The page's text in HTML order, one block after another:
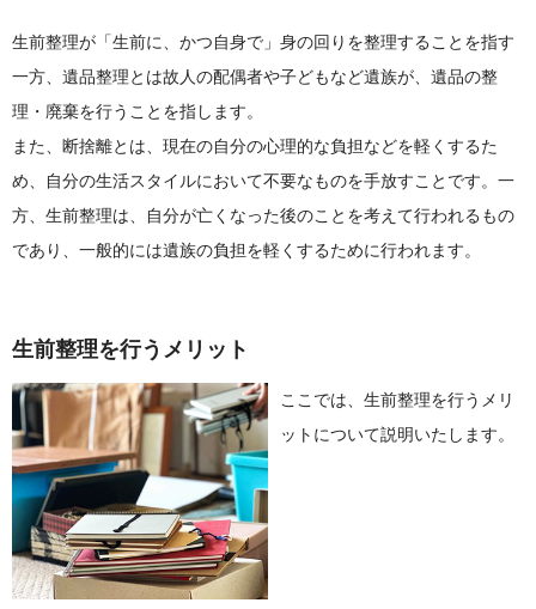
生前整理が「生前に、かつ自身で」身の回りを整理することを指す
一方、遺品整理とは故人の配偶者や子どもなど遺族が、遺品の整
理・廃棄を行うことを指します。
また、断捨離とは、現在の自分の心理的な負担などを軽くするた
め、自分の生活スタイルにおいて不要なものを手放すことです。一
方、生前整理は、自分が亡くなった後のことを考えて行われるもの
であり、一般的には遺族の負担を軽くするために行われます。
生前整理を行うメリット
ここでは、生前整理を行うメリ
ットについて説明いたします。